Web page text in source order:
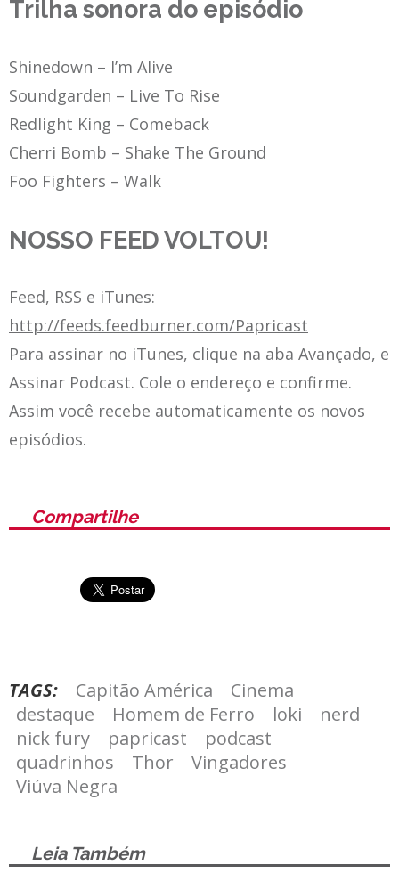
Trilha sonora do episódio
Shinedown – I’m Alive
Soundgarden – Live To Rise
Redlight King – Comeback
Cherri Bomb – Shake The Ground
Foo Fighters – Walk
NOSSO FEED VOLTOU!
Feed, RSS e iTunes:
http://feeds.feedburner.com/Papricast
Para assinar no iTunes, clique na aba Avançado, e
Assinar Podcast. Cole o endereço e confirme.
Assim você recebe automaticamente os novos
episódios.
Compartilhe
TAGS: Capitão América
Cinema
destaque
Homem de Ferro loki
nerd
nick fury
papricast
podcast
quadrinhos
Thor
Vingadores
Viúva Negra
Leia Também